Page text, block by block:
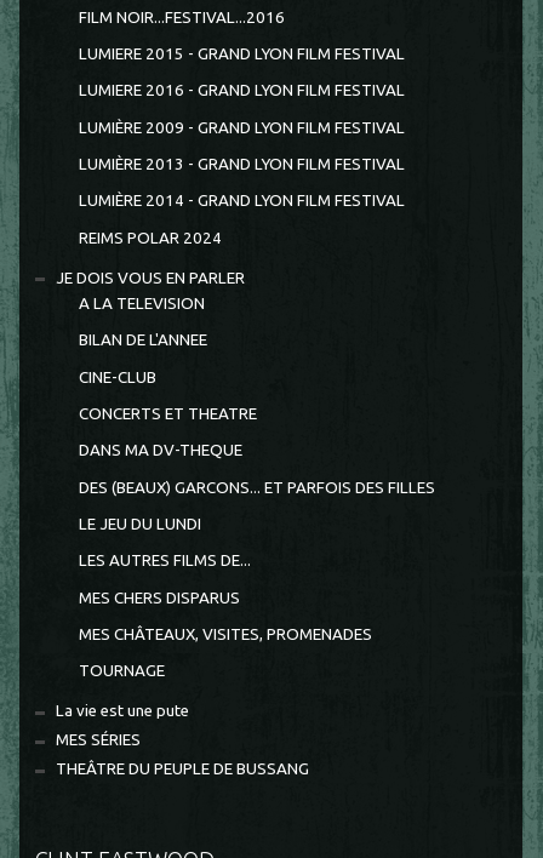
FILM NOIR...FESTIVAL...2016
LUMIERE 2015 - GRAND LYON FILM FESTIVAL
LUMIERE 2016 - GRAND LYON FILM FESTIVAL
LUMIÈRE 2009 - GRAND LYON FILM FESTIVAL
LUMIÈRE 2013 - GRAND LYON FILM FESTIVAL
LUMIÈRE 2014 - GRAND LYON FILM FESTIVAL
REIMS POLAR 2024
JE DOIS VOUS EN PARLER
A LA TELEVISION
BILAN DE L'ANNEE
CINE-CLUB
CONCERTS ET THEATRE
DANS MA DV-THEQUE
DES (BEAUX) GARCONS... ET PARFOIS DES FILLES
LE JEU DU LUNDI
LES AUTRES FILMS DE...
MES CHERS DISPARUS
MES CHÂTEAUX, VISITES, PROMENADES
TOURNAGE
La vie est une pute
MES SÉRIES
THEÂTRE DU PEUPLE DE BUSSANG